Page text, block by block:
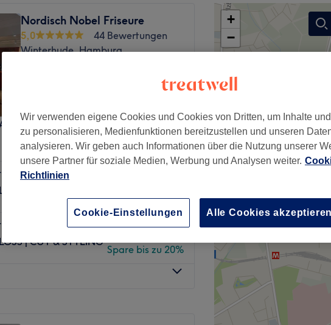
Nordisch Nobel Friseure
5,0
44 Bewertungen
Winterhude, Hamburg
| GLOSS I
ab 236 €
Spare bis zu 20%
I
& STYLING
Spare bis zu 20%
I
| CUT & STYLING
Spare bis zu 20%
+
−
Wir verwenden eigene Cookies und Cookies von Dritten, um Inhalte
zu personalisieren, Medienfunktionen bereitzustellen und unseren
analysieren. Wir geben auch Informationen über die Nutzung unserer
unsere Partner für soziale Medien, Werbung und Analysen weiter.
Richtlinien
Cookie-Einstellungen Alle Cookies akzeptieren